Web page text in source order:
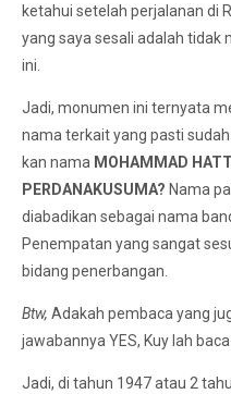
ketahui setelah perjalanan di
yang saya sesali adalah
ini.
Jadi, monumen ini ternyata
nama terkait yang pasti
kan nama MOHAMMAD
PERDANAKUSUMA? Nama
diabadikan sebagai nama
Penempatan yang sangat
bidang penerbangan.
Btw, Adakah pembaca yang
jawabannya YES, Kuy lah
Jadi, di tahun 1947 atau 2